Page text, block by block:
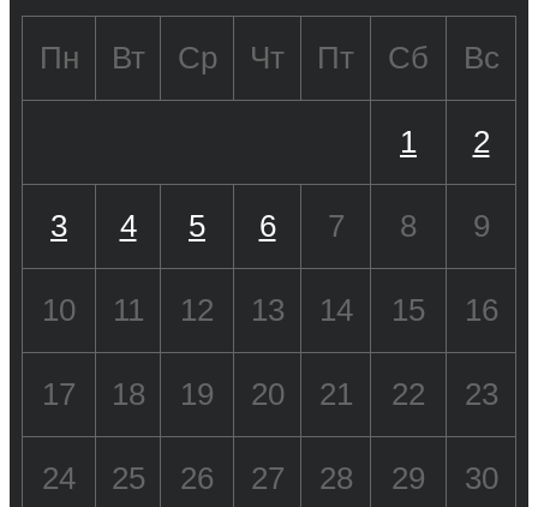
Пн Вт Ср Чт Пт Сб Вс
1 2
3 4 5 6 7 8 9
10 11 12 13 14 15 16
17 18 19 20 21 22 23
24 25 26 27 28 29 30